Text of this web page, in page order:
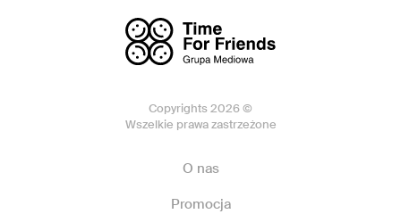
Copyrights 2026 ©
Wszelkie prawa zastrzeżone
O nas
Promocja